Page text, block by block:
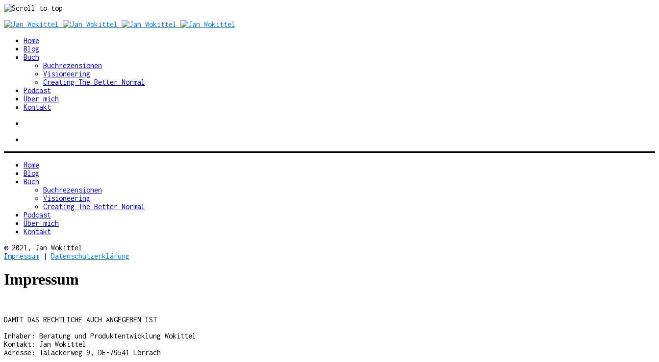
Skip
contentHome
Blog
Buch
Buchrezensionen
Visioneering
Creating The Better Normal
Podcast
Über mich
Kontakt
Home
Blog
Buch
Buchrezensionen
Visioneering
Creating The Better Normal
Podcast
Über mich
Kontakt
© 2021, Jan Wokittel
Impressum | Datenschutzerklärung
Impressum
DAMIT DAS RECHTLICHE AUCH ANGEGEBEN IST
Inhaber: Beratung und Produktentwicklung Wokittel
Kontakt: Jan Wokittel
Adresse: Talackerweg 9, DE-79541 Lörrach